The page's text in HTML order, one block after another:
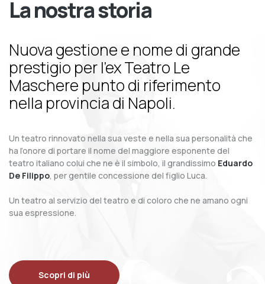
La nostra storia
Nuova gestione e nome di grande
prestigio per l’ex Teatro Le
Maschere punto di riferimento
nella provincia di Napoli.
Un teatro rinnovato nella sua veste e nella sua personalità che
ha l’onore di portare il nome del maggiore esponente del
teatro italiano colui che ne è il simbolo, il grandissimo Eduardo
De Filippo, per gentile concessione del figlio Luca.
Un teatro al servizio del teatro e di coloro che ne amano ogni
sua espressione.
Scopri di più